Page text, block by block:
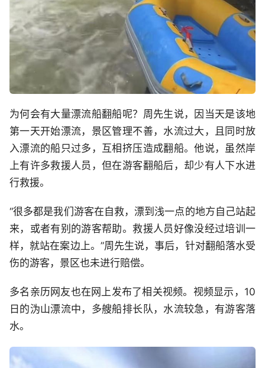
为何会有大量漂流船翻船呢？周先生说，因当天是该地
第一天开始漂流，景区管理不善，水流过大，且同时放
入漂流的船只过多，互相挤压造成翻船。他说，虽然岸
上有许多救援人员，但在游客翻船后，却少有人下水进
行救援。
“很多都是我们游客在自救，漂到浅一点的地方自己站起
来，或者有别的游客帮助。救援人员好像没经过培训一
样，就站在案边上。”周先生说，事后，针对翻船落水受
伤的游客，景区也未进行赔偿。
多名亲历网友也在网上发布了相关视频。视频显示，10
日的沩山漂流中，多艘船排长队，水流较急，有游客落
水。